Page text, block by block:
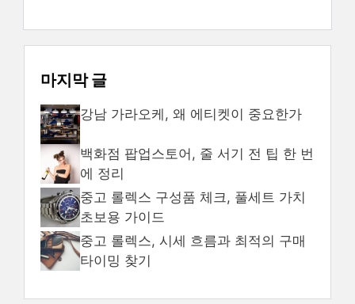
마지막 글
강남 가라오케, 왜 에티켓이 중요한가
백화점 팝업스토어, 줄 서기 전 팁 한 번
에 정리
중고 롤렉스 구성품 체크, 풀세트 가치
초보용 가이드
중고 롤렉스, 시세 흐름과 최적의 구매
타이밍 찾기